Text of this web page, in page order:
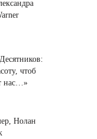
чтоб
нас…»
Нолан